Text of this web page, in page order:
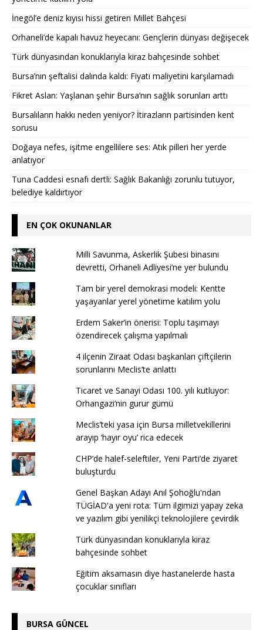
İnegöl’e deniz kıyısı hissi getiren Millet Bahçesi
Orhaneli’de kapalı havuz heyecanı: Gençlerin dünyası değişecek
Türk dünyasından konuklarıyla kiraz bahçesinde sohbet
Bursa’nın şeftalisi dalında kaldı: Fiyatı maliyetini karşılamadı
Fikret Aslan: Yaşlanan şehir Bursa’nın sağlık sorunları arttı
Bursalıların hakkı neden yeniyor? İtirazların partisinden kent
sorusu
Doğaya nefes, işitme engellilere ses: Atık pilleri her yerde
anlatıyor
Tuna Caddesi esnafı dertli: Sağlık Bakanlığı zorunlu tutuyor,
belediye kaldırtıyor
EN ÇOK OKUNANLAR
Milli Savunma, Askerlik Şubesi binasını
devretti, Orhaneli Adliyesi’ne yer bulundu
Tam bir yerel demokrasi modeli: Kentte
yaşayanlar yerel yönetime katılım yolu
Erdem Saker’in önerisi: Toplu taşımayı
özendirecek çalışma yapılmalı
4 ilçenin Ziraat Odası başkanları çiftçilerin
sorunlarını Meclis’te anlattı
Ticaret ve Sanayi Odası 100. yılı kutluyor:
Orhangazi’nin gurur gümü
Meclis’teki yasa için Bursa milletvekillerini
arayıp ‘hayır oyu’ rica edecek
CHP’de halef-seleftiler, Yeni Parti’de ziyaret
buluşturdu
Genel Başkan Adayı Anıl Şohoğlu'ndan
TÜGİAD'a yeni rota: Tüm ilgimizi yapay zeka
ve yazılım gibi yenilikçi teknolojilere çevirdik
Türk dünyasından konuklarıyla kiraz
bahçesinde sohbet
Eğitim aksamasın diye hastanelerde hasta
çocuklar sınıfları
BURSA GÜNCEL